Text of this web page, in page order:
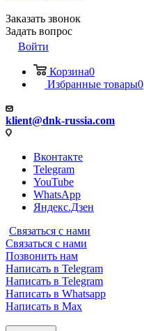
Заказать звонок
Задать вопрос
Войти
Корзина0
Избранные товары0
klient@dnk-russia.com
Вконтакте
Telegram
YouTube
WhatsApp
Яндекс.Дзен
Связаться с нами
Связаться с нами
Позвонить нам
Написать в Telegram
Написать в Telegram
Написать в Whatsapp
Написать в Max